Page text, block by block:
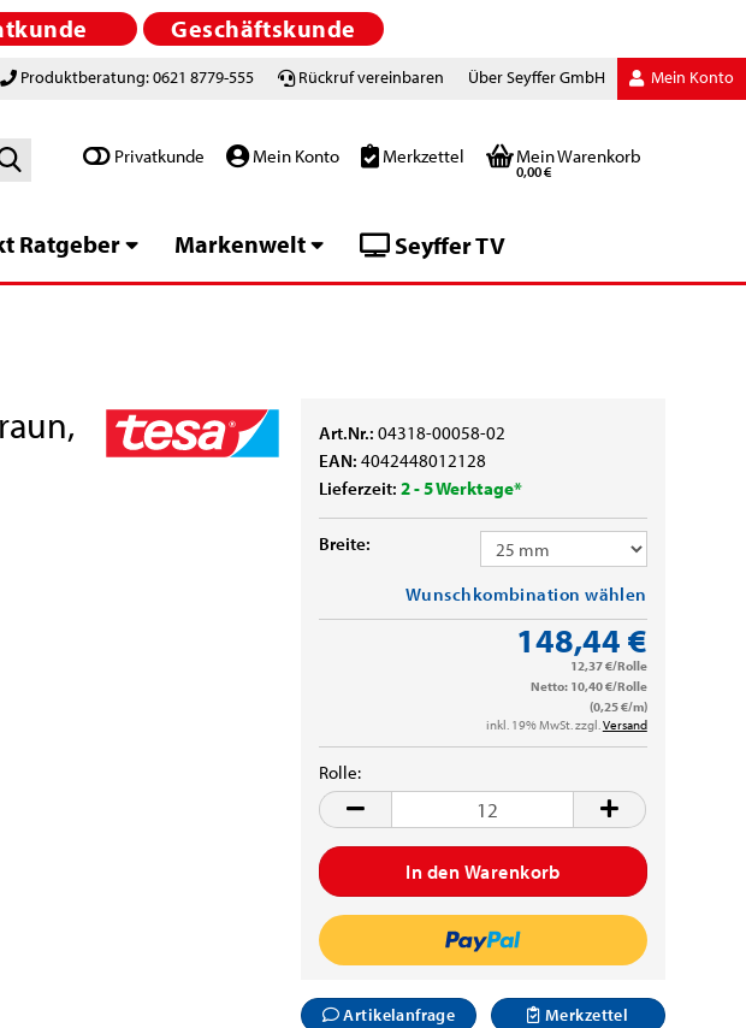
Produktberatung: 0621 8779-555 Rückruf vereinbaren Über Seyffer GmbH Mein Konto
Schlagworte
EAN
Privatkunde Mein Konto Merkzettel Mein Warenkorb
0,00 €
Geschäftskunde
Ratgeber Markenwelt Seyffer TV
Art.Nr.:04318-00058-02
EAN:4042448012128
Lieferzeit:2 - 5 Werktage*
Breite:
Wunschkombination wählen
148,44 €
12,37 €/Rolle
Netto: 10,40 €/Rolle
(0,25 €/m)
inkl. 19% MwSt. zzgl.Versand
Rolle:
Rolle
Artikelanfrage
Merkzettel